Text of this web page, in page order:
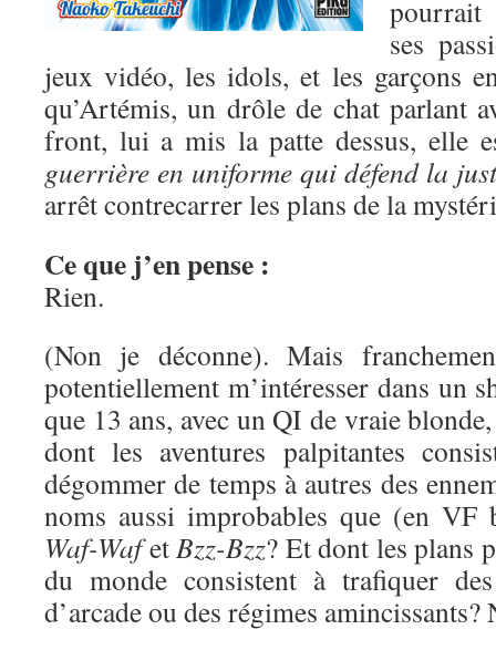
pourrait
ses
jeux vidéo, les idols, et les garçons
qu’Artémis, un drôle de chat parlant
front, lui a mis la patte dessus, elle
guerrière en uniforme qui défend la
arrêt contrecarrer les plans de la
Ce que j’en pense :
Rien.
(Non je déconne). Mais
potentiellement m’intéresser dans un
que 13 ans, avec un QI de vraie
dont les aventures palpitantes
dégommer de temps à autres des
noms aussi improbables que (en
Waf-WafetBzz-Bzz? Et dont les plans
du monde consistent à trafiquer
d’arcade ou des régimes